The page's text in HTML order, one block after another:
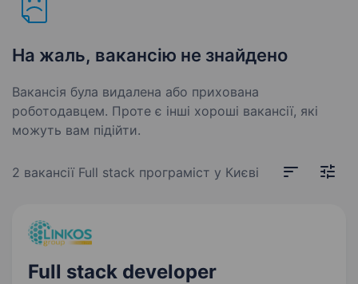
На жаль, вакансію не знайдено
Вакансія була видалена або прихована
роботодавцем. Проте є інші хороші вакансії, які
можуть вам підійти.
2 вакансії Full stack програміст у Києві
Full stack developer